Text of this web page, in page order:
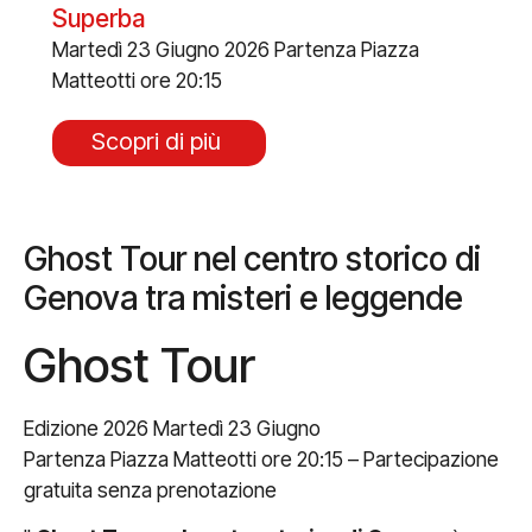
Superba
Martedì 23 Giugno 2026 Partenza Piazza
Matteotti ore 20:15
Scopri di più
Ghost Tour nel centro storico di
Genova tra misteri e leggende
Ghost Tour
Edizione 2026 Martedì 23 Giugno
Partenza Piazza Matteotti ore 20:15 – Partecipazione
gratuita senza prenotazione